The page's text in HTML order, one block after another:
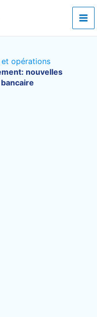
opérations
nouvelles